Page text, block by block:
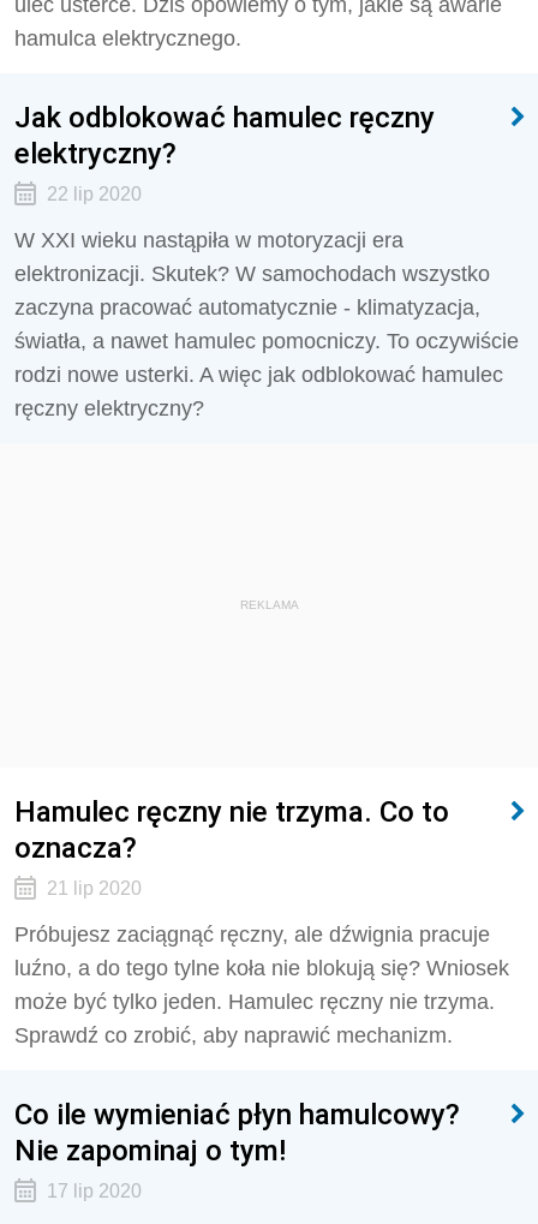
ulec usterce. Dziś opowiemy o tym, jakie są awarie
hamulca elektrycznego.
Jak odblokować hamulec ręczny
elektryczny?
22 lip 2020
W XXI wieku nastąpiła w motoryzacji era
elektronizacji. Skutek? W samochodach wszystko
zaczyna pracować automatycznie - klimatyzacja,
światła, a nawet hamulec pomocniczy. To oczywiście
rodzi nowe usterki. A więc jak odblokować hamulec
ręczny elektryczny?
REKLAMA
Hamulec ręczny nie trzyma. Co to
oznacza?
21 lip 2020
Próbujesz zaciągnąć ręczny, ale dźwignia pracuje
luźno, a do tego tylne koła nie blokują się? Wniosek
może być tylko jeden. Hamulec ręczny nie trzyma.
Sprawdź co zrobić, aby naprawić mechanizm.
Co ile wymieniać płyn hamulcowy?
Nie zapominaj o tym!
17 lip 2020